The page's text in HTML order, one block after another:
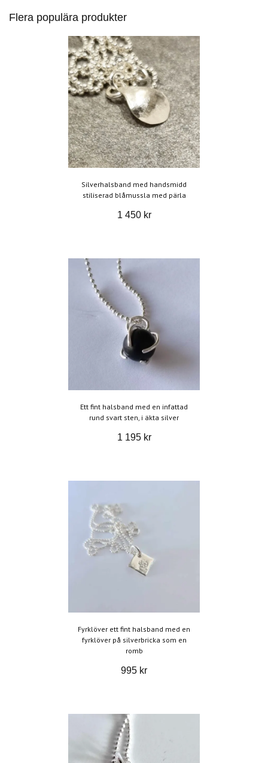
Flera populära produkter
Silverhalsband med handsmidd
stiliserad blåmussla med pärla
1 450 kr
Ett fint halsband med en infattad
rund svart sten, i äkta silver
1 195 kr
Fyrklöver ett fint halsband med en
fyrklöver på silverbricka som en
romb
995 kr